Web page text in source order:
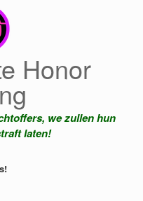
Honor
we zullen hun
laten!